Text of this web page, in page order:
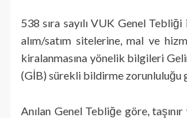
538 sıra sayılı VUK Genel Tebliği
alım/satım sitelerine, mal ve
kiralanmasına yönelik bilgileri
(GİB) sürekli bildirme zorunluluğu
Anılan Genel Tebliğe göre,